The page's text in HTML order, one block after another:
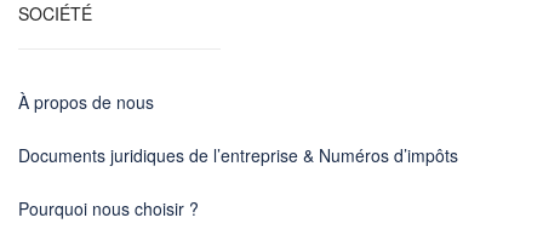
SOCIÉTÉ
À propos de nous
Documents juridiques de l’entreprise & Numéros d’impôts
Pourquoi nous choisir ?